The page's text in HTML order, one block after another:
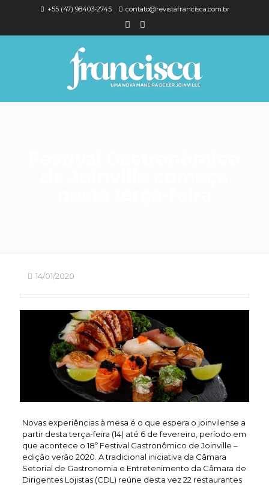
+55 (47) 98403-2745 contato@revistafrancisca.com.br
14/01/2020
Novas experiências à mesa é o que espera o joinvilense a
partir desta terça-feira (14) até 6 de fevereiro, período em
que acontece o 18º Festival Gastronômico de Joinville –
edição verão 2020. A tradicional iniciativa da Câmara
Setorial de Gastronomia e Entretenimento da Câmara de
Dirigentes Lojistas (CDL) reúne desta vez 22 restaurantes